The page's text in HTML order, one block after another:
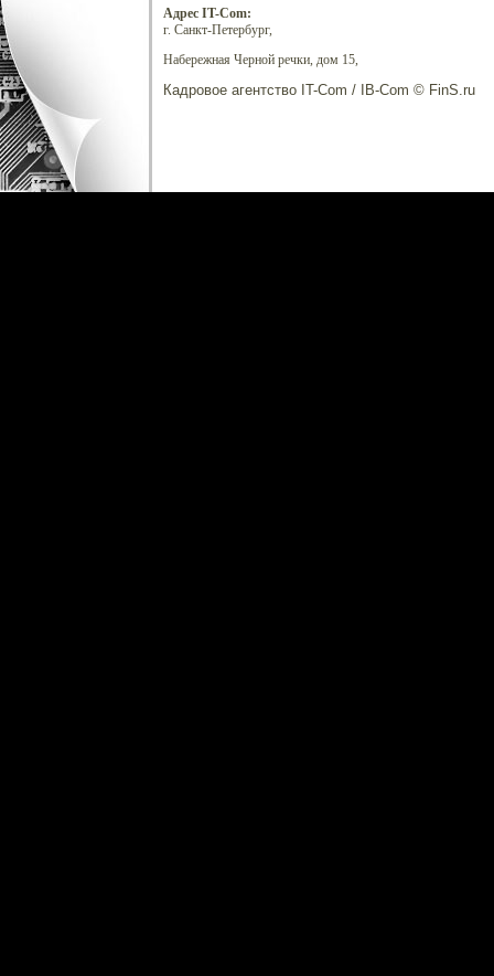
Адрес IT-Com:
г. Санкт-Петербург,
Набережная Черной речки, дом 15,
Кадровое агентство IT-Com / IB-Com © FinS.ru